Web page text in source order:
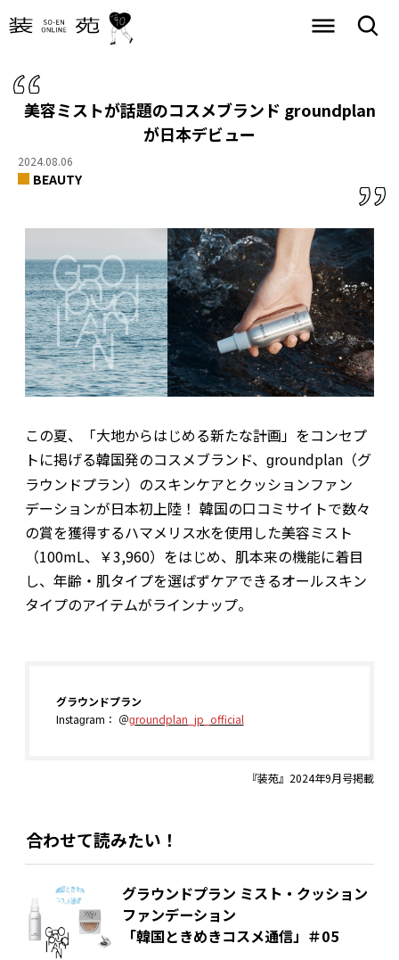
美容ミストが話題のコスメブランド groundplan
が日本デビュー
2024.08.06
BEAUTY
この夏、「大地からはじめる新たな計画」をコンセプ
トに掲げる韓国発のコスメブランド、 groundplan（グ
ラウンドプラン）のスキンケアとクッションファン
デーションが日本初上陸！ 韓国の口コミサイトで数々
の賞を獲得するハマメリス水を使用した美容ミスト
（100mL、￥3,960）をはじめ、肌本来の機能に着目
し、年齢・肌タイプを選ばずケアできるオールスキン
タイプのアイテムがラインナップ。
グラウンドプラン
Instagram： ＠groundplan_jp_official
『装苑』2024年9月号掲載
合わせて読みたい！
グラウンドプラン ミスト・クッション
ファンデーション
「韓国ときめきコスメ通信」＃05